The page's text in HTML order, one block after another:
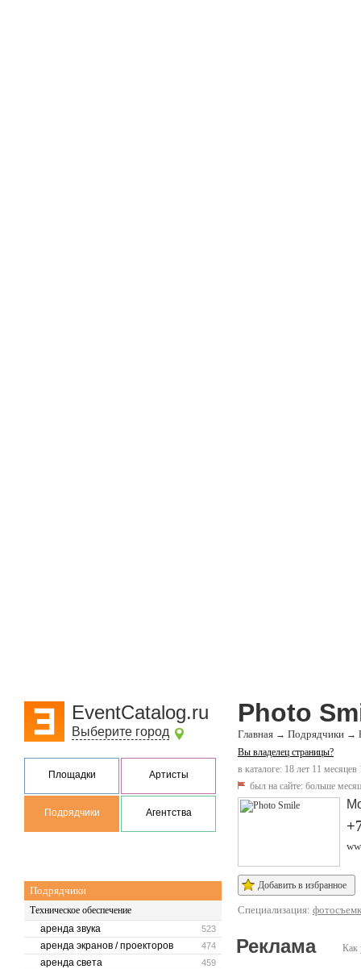
EventCatalog.ru
Выберите город
Площадки Артисты
Подрядчики Агентства
Подрядчики
Техническое обеспечение
523
аренда звука
474
аренда экранов / проекторов
459
аренда света
Photo
Главная → Подрядчики →
Вы владелец страницы?
в каталоге: 18 лет 11 месяцев
был на сайте: больше
Добавить в избранное
Специализация:
Как
Реклама